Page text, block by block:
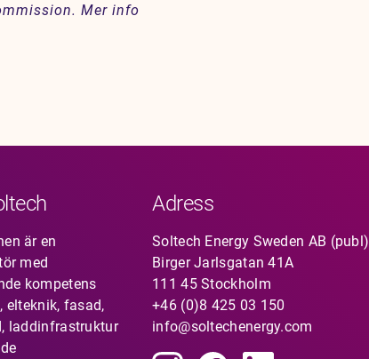
Mer info
är en
med
kompetens
elteknik, fasad,
laddinfrastruktur
Adress
Soltech Energy Sweden AB (publ)
Birger Jarlsgatan 41A
111 45 Stockholm
+46 (0)8 425 03 150
info@soltechenergy.com